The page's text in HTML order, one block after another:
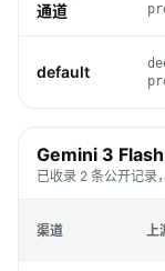
通道
default
Gemini 3
已收录 2 条公开记录
渠道 上